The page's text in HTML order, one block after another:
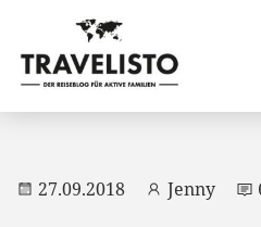
27.09.2018 Jenny